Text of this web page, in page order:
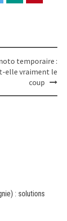
temporaire :
elle vraiment le
coup
: solutions